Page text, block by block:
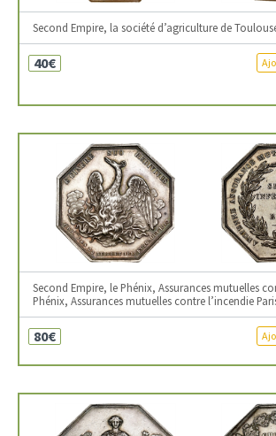
Second Empire, la société d’agriculture de
40€
Second Empire, le Phénix, Assurances mutuelles
Phénix, Assurances mutuelles contre l’incendie
80€